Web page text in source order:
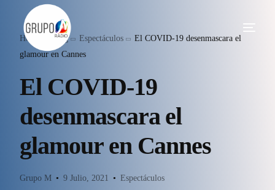
Home Blog Espectáculos
El COVID-19 desenmascara el
glamour en Cannes
El COVID-19
desenmascara el
glamour en Cannes
Grupo M 9 Julio, 2021 Espectáculos